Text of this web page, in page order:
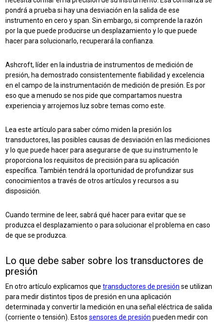
pondrá a prueba si hay una desviación en la salida de ese
instrumento en cero y span . Sin embargo, si comprende la razón
por la que puede producirse un desplazamiento y lo que puede
hacer para solucionarlo, recuperará la confianza.
Ashcroft, líder en la industria de instrumentos de medición de
presión, ha demostrado consistentemente fiabilidad y excelencia
en el campo de la instrumentación de medición de presión. Es por
eso que a menudo se nos pide que compartamos nuestra
experiencia y arrojemos luz sobre temas como este.
Lea este artículo para saber cómo miden la presión los
transductores, las posibles causas de desviación en las mediciones
y lo que puede hacer para asegurarse de que su instrumento le
proporciona los requisitos de precisión para su aplicación
específica. También tendrá la oportunidad de profundizar sus
conocimientos a través de otros artículos y recursos a su
disposición.
Cuando termine de leer, sabrá qué hacer para evitar que se
produzca el desplazamiento o para solucionar el problema en caso
de que se produzca.
Lo que debe saber sobre los transductores de
presión
En otro artículo explicamos quetransductores de presión se utilizan
para medir distintos tipos de presión en una aplicación
determinada y convertir la medición en una señal eléctrica de salida
(corriente o tensión). Estossensores de presión pueden medir con